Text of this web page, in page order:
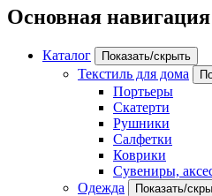
Основная навигация
Каталог Показать/скрыть
Текстиль для дома
Портьеры
Скатерти
Рушники
Салфетки
Коврики
Сувениры,
Одежда
Показать/